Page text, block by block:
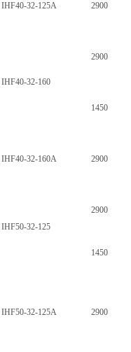
IHF40-32-125A 2900
IHF40-32-160
2900
1450
IHF40-32-160A 2900
IHF50-32-125
2900
1450
IHF50-32-125A 2900